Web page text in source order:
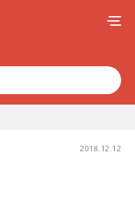
2018.12.12